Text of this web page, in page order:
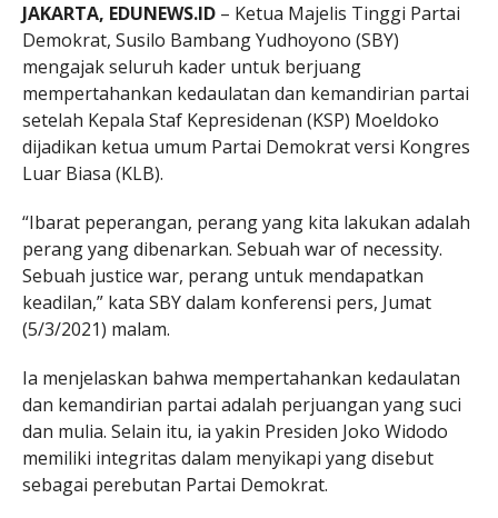
JAKARTA, EDUNEWS.ID– Ketua Majelis Tinggi Partai
Demokrat, Susilo Bambang Yudhoyono (SBY)
mengajak seluruh kader untuk berjuang
mempertahankan kedaulatan dan kemandirian partai
setelah Kepala Staf Kepresidenan (KSP) Moeldoko
dijadikan ketua umum Partai Demokrat versi Kongres
Luar Biasa (KLB).
“Ibarat peperangan, perang yang kita lakukan adalah
perang yang dibenarkan. Sebuah war of necessity.
Sebuah justice war, perang untuk mendapatkan
keadilan,” kata SBY dalam konferensi pers, Jumat
(5/3/2021) malam.
Ia menjelaskan bahwa mempertahankan kedaulatan
dan kemandirian partai adalah perjuangan yang suci
dan mulia. Selain itu, ia yakin Presiden Joko Widodo
memiliki integritas dalam menyikapi yang disebut
sebagai perebutan Partai Demokrat.